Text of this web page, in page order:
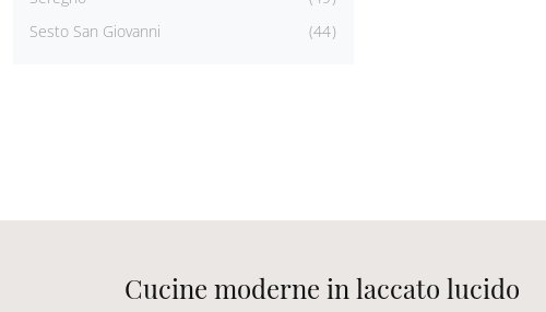
Sesto San Giovanni
44
Cucine moderne in laccato lucido